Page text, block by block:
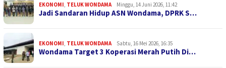
EKONOMI TELUK WONDAMA Minggu, 14 Juni 2026, 11:42
Jadi Sandaran Hidup ASN Wondama, DPRK S…
EKONOMI TELUK WONDAMA Sabtu, 16 Mei 2026, 16:35
Wondama Target 3 Koperasi Merah Putih Di…